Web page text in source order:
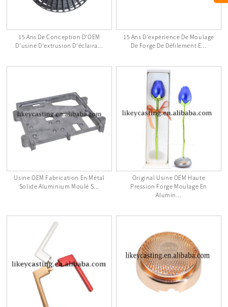
15 Ans De Conception D'OEM
D'usine D'extrusion D'éclaira...
15 Ans D'expérience De Moulage
De Forge De Défilement E...
Usine OEM Fabrication En Métal
Solide Aluminium Moulé S...
Original Usine OEM Haute
Pression Forge Moulage En
Alumin...